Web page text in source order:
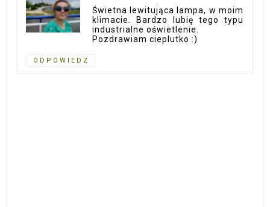
Świetna lewitująca lampa, w moim
klimacie. Bardzo lubię tego typu
industrialne oświetlenie.
Pozdrawiam cieplutko :)
ODPOWIEDZ